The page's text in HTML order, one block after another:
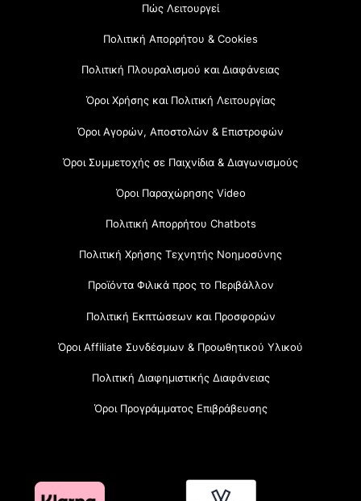
Πώς Λειτουργεί
Πολιτική Απορρήτου & Cookies
Πολιτική Πλουραλισμού και Διαφάνειας
Όροι Χρήσης και Πολιτική Λειτουργίας
Όροι Αγορών, Αποστολών & Επιστροφών
Όροι Συμμετοχής σε Παιχνίδια & Διαγωνισμούς
Όροι Παραχώρησης Video
Πολιτική Απορρήτου Chatbots
Πολιτική Χρήσης Τεχνητής Νοημοσύνης
Προϊόντα Φιλικά προς το Περιβάλλον
Πολιτική Εκπτώσεων και Προσφορών
Όροι Affiliate Συνδέσμων & Προωθητικού Υλικού
Πολιτική Διαφημιστικής Διαφάνειας
Όροι Προγράμματος Επιβράβευσης